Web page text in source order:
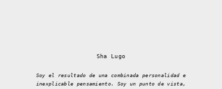
Sha Lugo
Soy el resultado de una combinada personalidad e
inexplicable pensamiento. Soy un punto de vista,